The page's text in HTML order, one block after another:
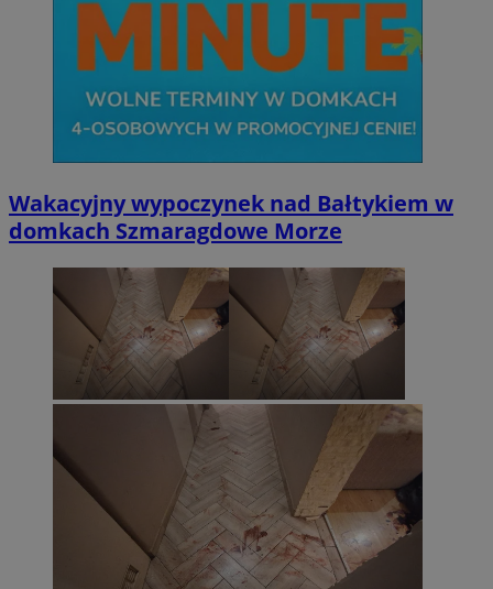
Wakacyjny wypoczynek nad Bałtykiem w
domkach Szmaragdowe Morze